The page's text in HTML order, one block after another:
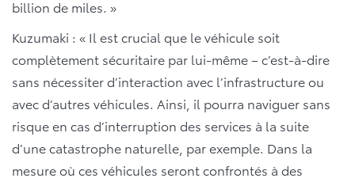
billion de miles. »
Kuzumaki : « Il est crucial que le véhicule soit
complètement sécuritaire par lui-même – c’est-à-dire
sans nécessiter d’interaction avec l’infrastructure ou
avec d’autres véhicules. Ainsi, il pourra naviguer sans
risque en cas d’interruption des services à la suite
d’une catastrophe naturelle, par exemple. Dans la
mesure où ces véhicules seront confrontés à des